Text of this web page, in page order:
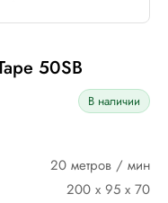
50SB
В наличии
20 метров / мин
200 х 95 х 70